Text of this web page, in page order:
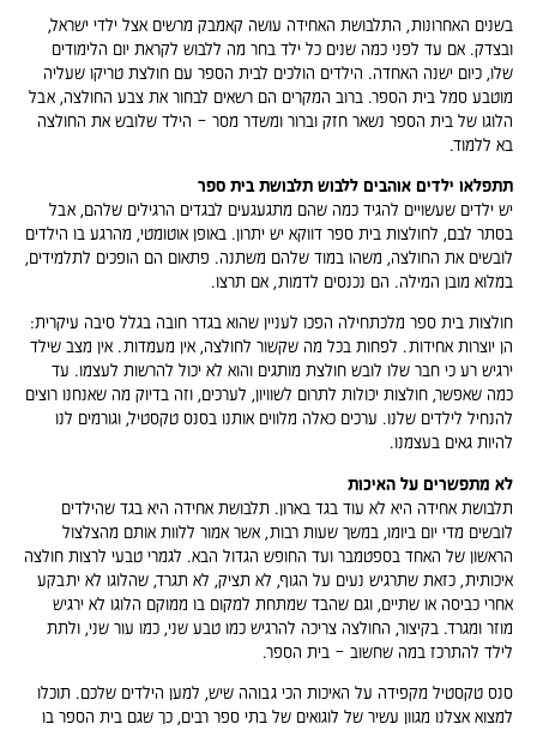
בשנים האחרונות, התלבושת האחידה עושה קאמבק מרשים אצל ילדי ישראל,
ובצדק. אם עד לפני כמה שנים כל ילד בחר מה ללבוש לקראת יום הלימודים
שלו, כיום ישנה האחדה. הילדים הולכים לבית הספר עם חולצת טריקו שעליה
מוטבע סמל בית הספר. ברוב המקרים הם רשאים לבחור את צבע החולצה, אבל
הלוגו של בית הספר נשאר חזק וברור ומשדר מסר – הילד שלובש את החולצה
בא ללמוד.
תתפלאו ילדים אוהבים ללבוש תלבושת בית ספר
יש ילדים שעשויים להגיד כמה שהם מתגעגעים לבגדים הרגילים שלהם, אבל
בסתר לבם, לחולצות בית ספר דווקא יש יתרון. באופן אוטומטי, מהרגע בו הילדים
לובשים את החולצה, משהו במוד שלהם משתנה. פתאום הם הופכים לתלמידים,
במלוא מובן המילה. הם נכנסים לדמות, אם תרצו.
חולצות בית ספר מלכתחילה הפכו לעניין שהוא בגדר חובה בגלל סיבה עיקרית:
הן יוצרות אחידות. לפחות בכל מה שקשור לחולצה, אין מעמדות. אין מצב שילד
ירגיש רע כי חבר שלו לובש חולצת מותגים והוא לא יכול להרשות לעצמו. עד
כמה שאפשר, חולצות יכולות לתרום לשוויון, לערכים, וזה בדיוק מה שאנחנו רוצים
להנחיל לילדים שלנו. ערכים כאלה מלווים אותנו בסנס טקסטיל, וגורמים לנו
להיות גאים בעצמנו.
לא מתפשרים על האיכות
תלבושת אחידה היא לא עוד בגד בארון. תלבושת אחידה היא בגד שהילדים
לובשים מדי יום ביומו, במשך שעות רבות, אשר אמור ללוות אותם מהצלצול
הראשון של האחד בספטמבר ועד החופש הגדול הבא. לגמרי טבעי לרצות חולצה
איכותית, כזאת שתרגיש נעים על הגוף, לא תציק, לא תגרד, שהלוגו לא יתבקע
אחרי כביסה או שתיים, וגם שהבד שמתחת למקום בו ממוקם הלוגו לא ירגיש
מוזר ומגרד. בקיצור, החולצה צריכה להרגיש כמו טבע שני, כמו עור שני, ולתת
לילד להתרכז במה שחשוב – בית הספר.
סנס טקסטיל מקפידה על האיכות הכי גבוהה שיש, למען הילדים שלכם. תוכלו
למצוא אצלנו מגוון עשיר של לוגואים של בתי ספר רבים, כך שגם בית הספר בו